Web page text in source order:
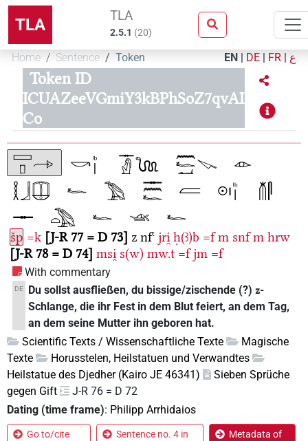
TLA TLA
2.5.1 (20)
Home Sentence Token EN | DE | FR | ع
Token ID
ICUAZeeVGmiY3kBPhSoZ7qvAI
Co
šp =k J-R 77 = D 73 z nfꜥ jri̯ ḥ(ꜣ)b =f m snf m hrw
J-R 78 = D 74 msi̯ s(w) mw.t =f jm =f
With commentary
DE Du sollst ausfließen, du bissige/zischende (?)z-
Schlange, die ihr Fest in dem Blut feiert, an dem Tag,
an dem seine Mutter ihn geboren hat.
Scientific Texts / Wissenschaftliche Texte
Magische
Texte
Horusstelen, Heilstatuen und Verwandtes
Heilstatue des Djedher (Kairo JE 46341)
Sieben Sprüche
gegen Gift
J-R 76 = D 72
Dating (time frame): Philipp Arrhidaios
Go to/cite
Sentence no. 4 in
Metadata of